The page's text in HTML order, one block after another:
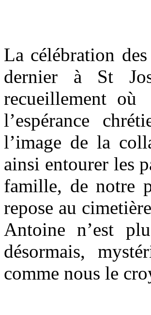
La célébration
dernier à St
recueillement
l’espérance
l’image de la
ainsi entourer les
famille, de notre
repose au
Antoine n’est
désormais,
comme nous le